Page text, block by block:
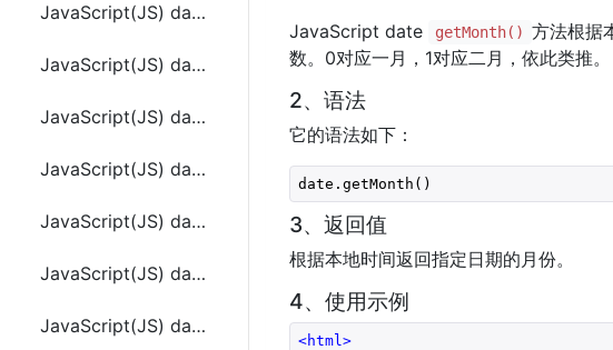
JavaScript(JS) date.getHours()
JavaScript(JS) date.getMilliseconds()
JavaScript(JS) date.getMinutes()
JavaScript(JS) date.getMonth()
JavaScript(JS) date.getSeconds()
JavaScript(JS) date.getTime()
JavaScript(JS) date.getTimezoneOffset()
JavaScript date
getMonth() 方法根据
数。0对应一月，1对应二月，依此类推。
2、语法
它的语法如下：
date.getMonth()
3、返回值
根据本地时间返回指定日期的月份。
4、使用示例
<html >